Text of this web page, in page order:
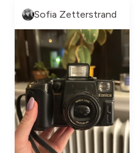
Sofia Zetterstrand